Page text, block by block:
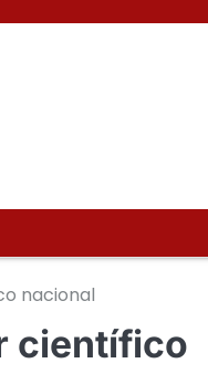
nacional
científico